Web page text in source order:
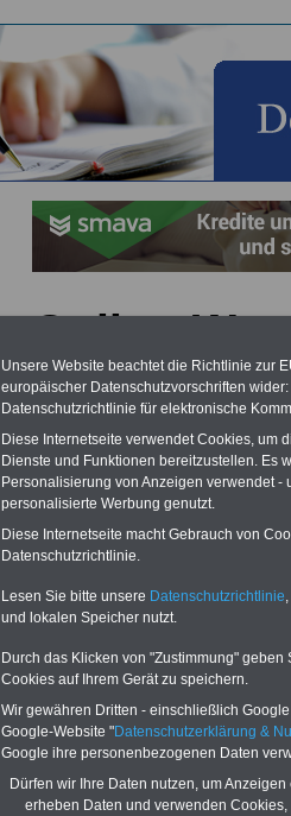
Online-
der Besten
Vorteile für den
öffentlichen Dienst
Vergleichen und sparen:
Berufsunfähigkeitsabsicherung
Online-Vergleich Gesetzliche
Krankenkassen
Ihr
den Fall der
Leben
Unsere Website beachtet die Richtlinie zur
europäischer Datenschutzvorschriften
Datenschutzrichtlinie für elektronische
Diese Internetseite verwendet Cookies, um
Dienste und Funktionen bereitzustellen. Es
Personalisierung von Anzeigen verwendet
personalisierte Werbung genutzt.
Diese Internetseite macht Gebrauch von
Datenschutzrichtlinie.
Lesen Sie bitte unsere Datenschutzrichtlinie
und lokalen Speicher nutzt.
Durch das Klicken von "Zustimmung"
Cookies auf Ihrem Gerät zu speichern.
Wir gewähren Dritten - einschließlich
Google-Website "Datenschutzerklärung &
Google ihre personenbezogenen Daten
Dürfen wir Ihre Daten nutzen, um
erheben Daten und verwenden